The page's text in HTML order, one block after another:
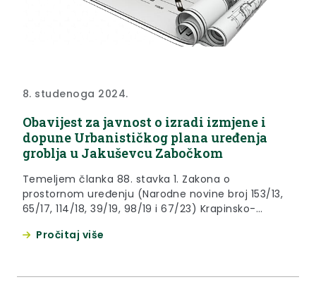
8. studenoga 2024.
Obavijest za javnost o izradi izmjene i
dopune Urbanističkog plana uređenja
groblja u Jakuševcu Zabočkom
Temeljem članka 88. stavka 1. Zakona o
prostornom uređenju (Narodne novine broj 153/13,
65/17, 114/18, 39/19, 98/19 i 67/23) Krapinsko-
komunalno gospodarstvo i javne potrebe daje
Pročitaj više